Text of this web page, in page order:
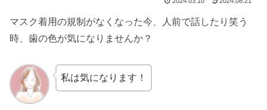
マスク着用の規制がなくなった今、人前で話したり笑う
時、歯の色が気になりませんか？
私は気になります！